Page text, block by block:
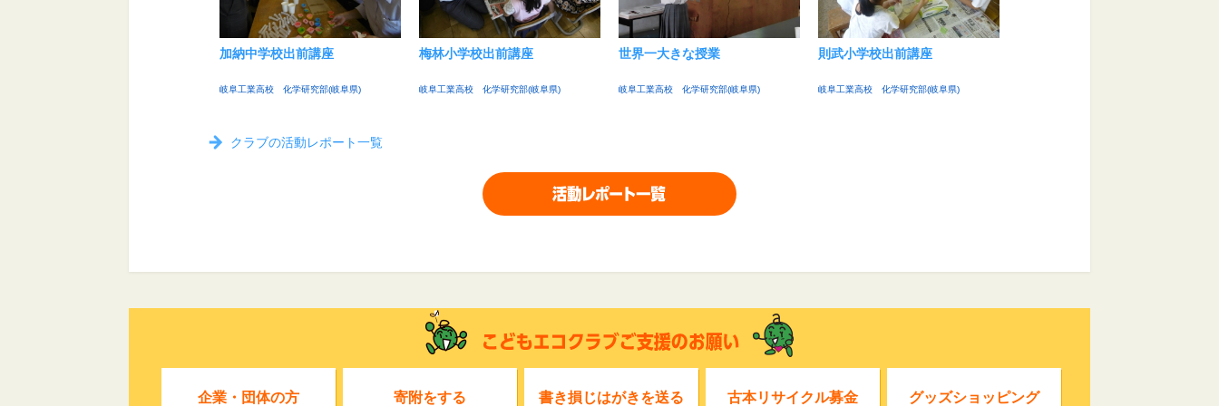
加納中学校出前講座
岐阜工業高校 化学研究部(岐阜県)
梅林小学校出前講座
岐阜工業高校 化学研究部(岐阜県)
世界一大きな授業
岐阜工業高校 化学研究部(岐阜県)
則武小学校出前講座
岐阜工業高校 化学研究部(岐阜県)
クラブの活動レポート一覧
企業・団体の方 寄附をする 書き損じはがきを送る 古本リサイクル募金 グッズショッピング